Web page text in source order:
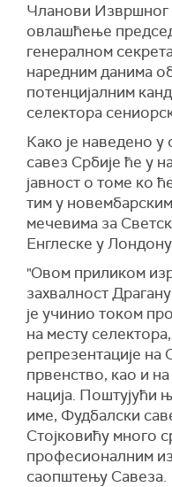
Чланови Извршног
овлашћење
генералном
наредним данима
потенцијалним
селектора
Како је наведено
савез Србије ће у
јавност о томе ко
тим у
мечевима за
Енглеске у
"Овом приликом
захвалност
је учинио током
на месту
репрезентације
првенство, као и
нација. Поштујући
име, Фудбалски
Стојковићу много
професионалним
саопштењу Савеза.